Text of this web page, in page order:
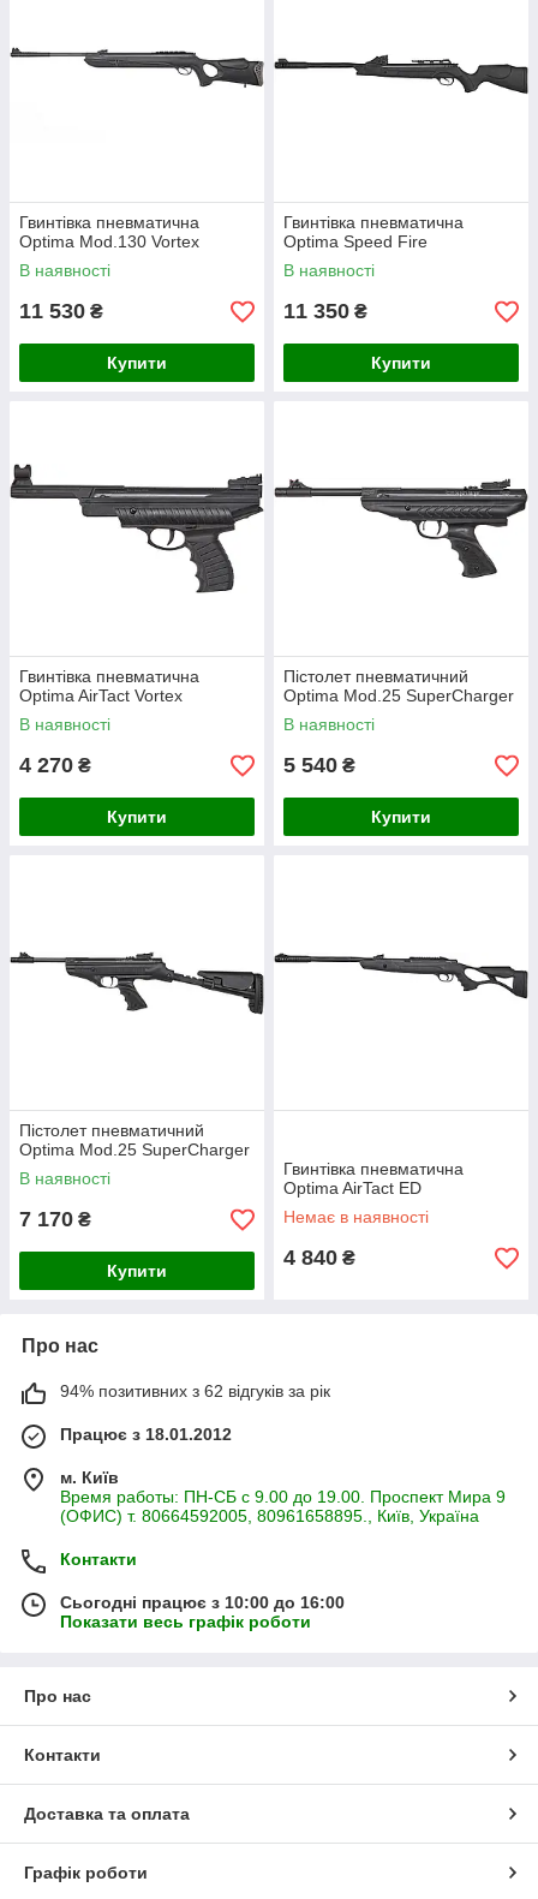
Гвинтівка пневматична
Optima Mod.130 Vortex
В наявності
11 530 ₴
Купити
Гвинтівка пневматична
Optima Speed Fire
В наявності
11 350 ₴
Купити
Гвинтівка пневматична
Optima AirTact Vortex
В наявності
4 270 ₴
Купити
Пістолет пневматичний
Optima Mod.25 SuperCharger
В наявності
5 540 ₴
Купити
Пістолет пневматичний
Optima Mod.25 SuperCharger
В наявності
7 170 ₴
Купити
Гвинтівка пневматична
Optima AirTact ED
Немає в наявності
4 840 ₴
Про нас
94% позитивних з 62 відгуків за рік
Працює з 18.01.2012
м. Київ
Время работы: ПН-СБ с 9.00 до 19.00. Проспект Мира 9
(ОФИС) т. 80664592005, 80961658895., Київ, Україна
Контакти
Сьогодні працює з 10:00 до 16:00
Показати весь графік роботи
Про нас
Контакти
Доставка та оплата
Графік роботи